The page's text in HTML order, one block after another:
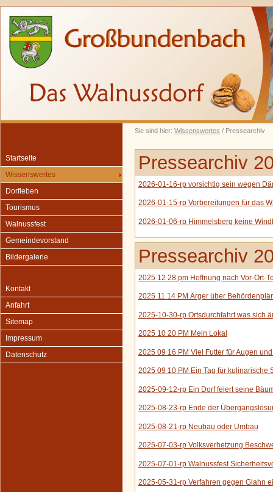
Sie sind hier: Wissenswertes / Pressearchiv
Startseite
Wissenswertes
Dorfleben
Tourismus
Walnussfest
Gemeindevorstand
Bildergalerie
Kontakt
Anfahrt
Sitemap
Impressum
Datenschutz
Pressearchiv
2026-01-16-rp vorsichtig sein wegen
2026-01-15-rp Vorbereitungen für das
2026-01-06-rp Himmelsberg keine
Pressearchiv
2025 12 28 pm Hoffnung nach Vor-Ort-
2025 11 14 PM Ärger über
2025-10-30-rp Ortsdurchfahrt was sich
2025 10 20 PM Mein Lokal
2025 09 16 PM Viel Futter für Augen
2025 09 10 PM Ein Tag für kulinarische
2025-09-12-rp Ein Dorf feiert seine
2025-08-23-rp Ende der
2025-08-21-rp Neubau oder Umbau
2025-07-03-rp Volksverhetzung
2025-07-01-rp Walnussfest
2025-05-31-rp Verfahren gegen Glahn